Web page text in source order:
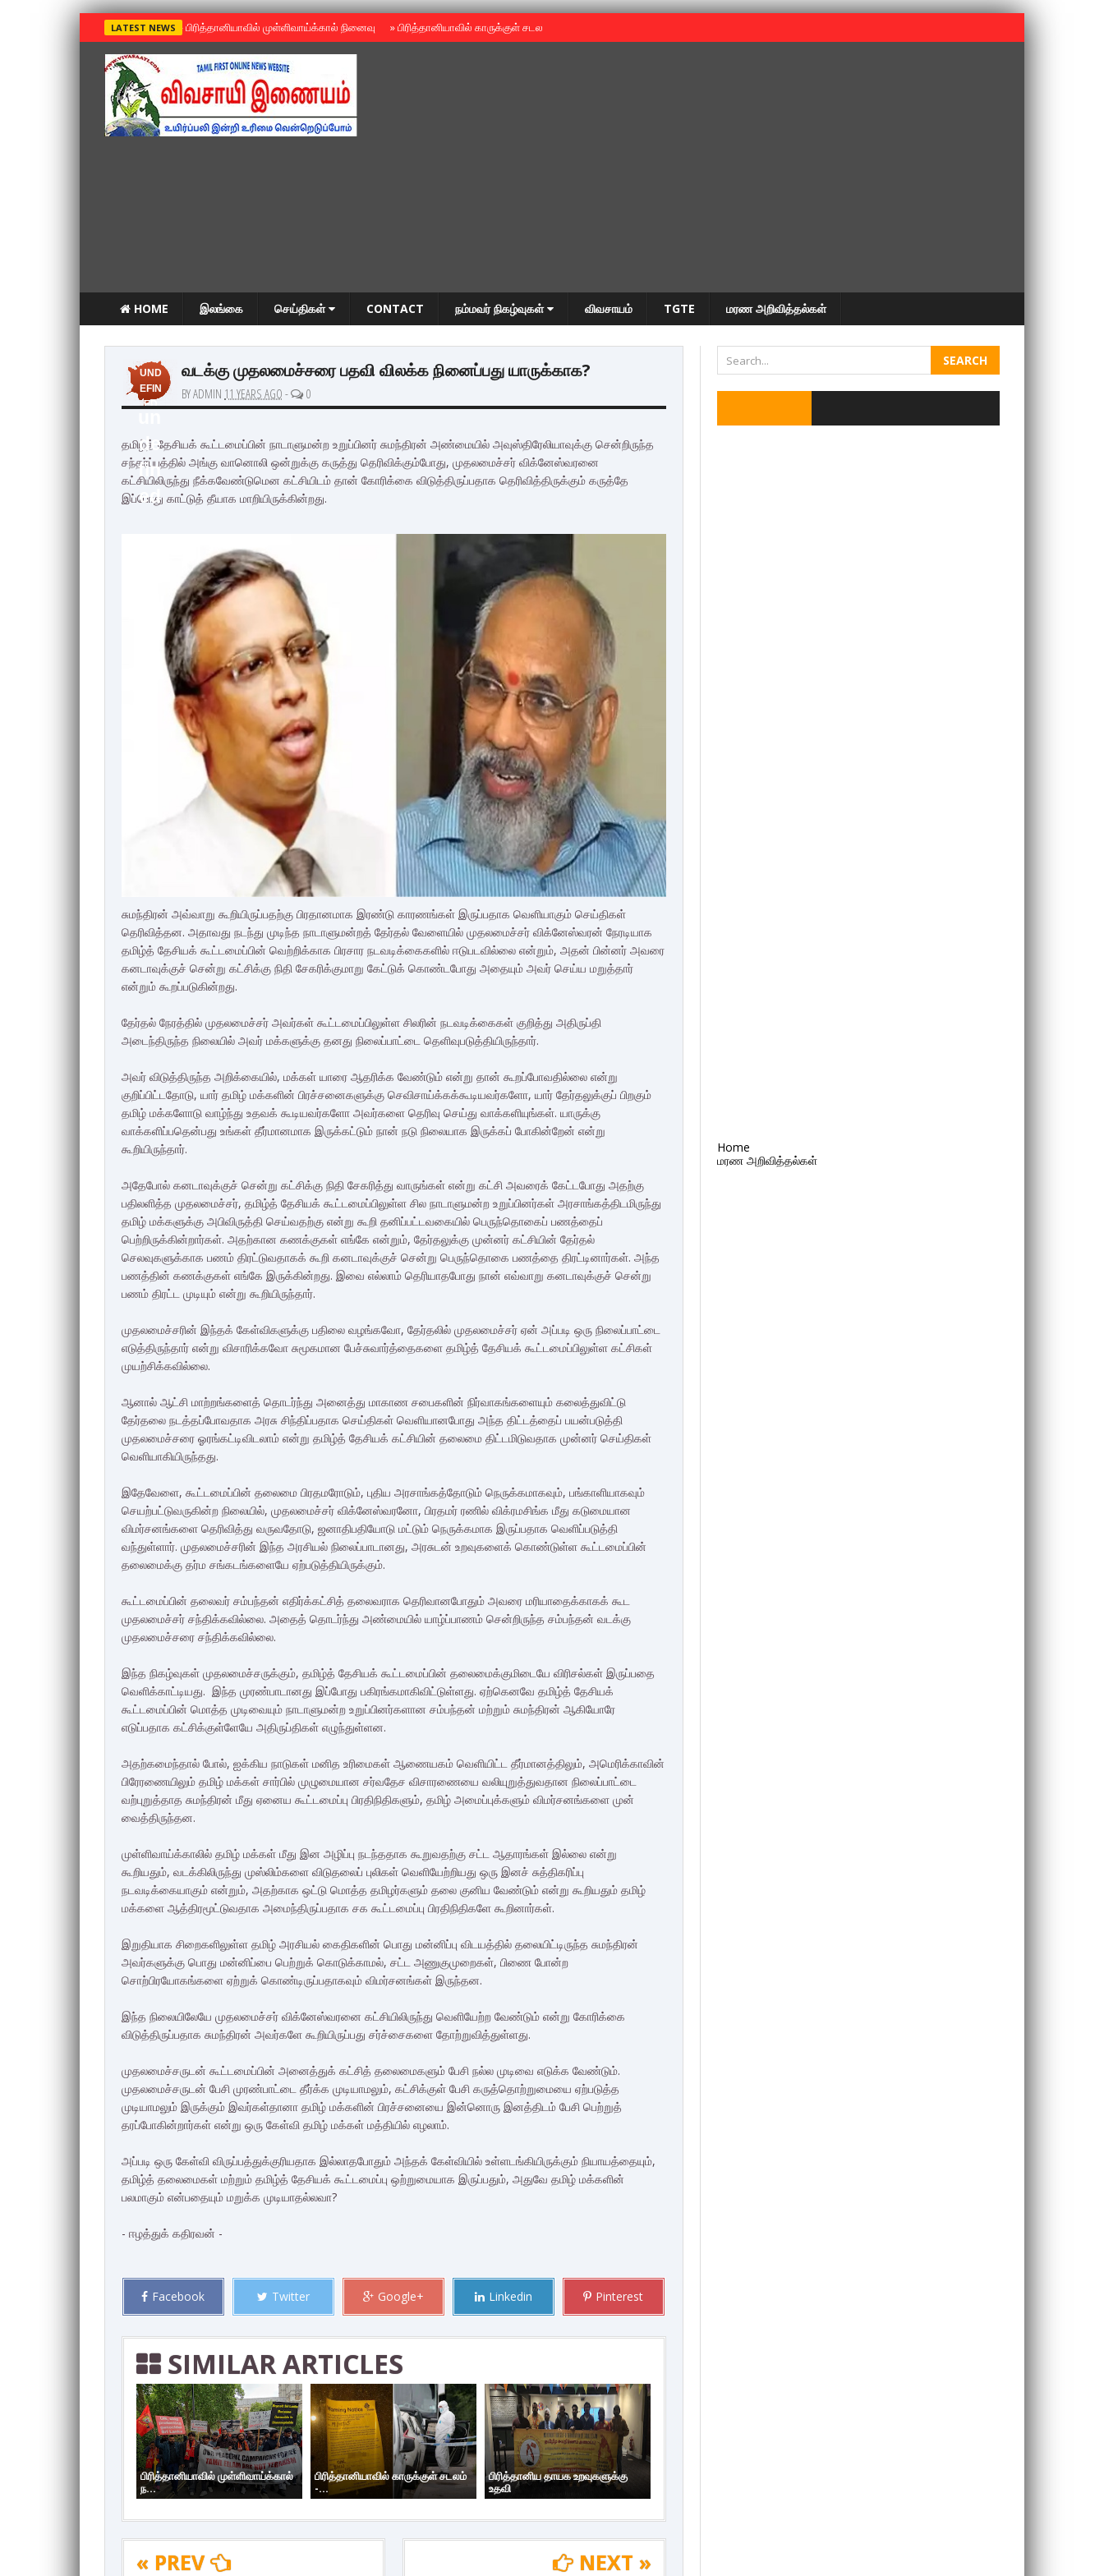
LATEST NEWS »பிரித்தானியாவில் முள்ளிவாய்க்கால் நினைவு »பிரித்தானியாவில் காருக்குள் சடலம் -தமிழருடையதா ?
HOME இலங்கை செய்திகள் CONTACT நம்மவர் நிகழ்வுகள் விவசாயம் TGTE மரண அறிவித்தல்கள்
UND
EFIN
ED
de
fin
ed
வடக்கு முதலமைச்சரை பதவி விலக்க நினைப்பது யாருக்காக?
BY ADMIN 11 YEARS AGO - 0
தமிழ்த் தேசியக் கூட்டமைப்பின் நாடாளுமன்ற உறுப்பினர் சுமந்திரன் அண்மையில் அவுஸ்திரேலியாவுக்கு சென்றிருந்த
சந்தர்ப்பத்தில் அங்கு வானொலி ஒன்றுக்கு கருத்து தெரிவிக்கும்போது, முதலமைச்சர் விக்னேஸ்வரனை
கட்சியிலிருந்து நீக்கவேண்டுமென கட்சியிடம் தான் கோரிக்கை விடுத்திருப்பதாக தெரிவித்திருக்கும் கருத்தே
இப்போது காட்டுத் தீயாக மாறியிருக்கின்றது.
சுமந்திரன் அவ்வாறு கூறியிருப்பதற்கு பிரதானமாக இரண்டு காரணங்கள் இருப்பதாக வெளியாகும் செய்திகள்
தெரிவித்தன. அதாவது நடந்து முடிந்த நாடாளுமன்றத் தேர்தல் வேளையில் முதலமைச்சர் விக்னேஸ்வரன் நேரடியாக
தமிழ்த் தேசியக் கூட்டமைப்பின் வெற்றிக்காக பிரசார நடவடிக்கைகளில் ஈடுபடவில்லை என்றும், அதன் பின்னர் அவரை
கனடாவுக்குச் சென்று கட்சிக்கு நிதி சேகரிக்குமாறு கேட்டுக் கொண்டபோது அதையும் அவர் செய்ய மறுத்தார்
என்றும் கூறப்படுகின்றது.
தேர்தல் நேரத்தில் முதலமைச்சர் அவர்கள் கூட்டமைப்பிலுள்ள சிலரின் நடவடிக்கைகள் குறித்து அதிருப்தி
அடைந்திருந்த நிலையில் அவர் மக்களுக்கு தனது நிலைப்பாட்டை தெளிவுபடுத்தியிருந்தார்.
அவர் விடுத்திருந்த அறிக்கையில், மக்கள் யாரை ஆதரிக்க வேண்டும் என்று தான் கூறப்போவதில்லை என்று
குறிப்பிட்டதோடு, யார் தமிழ் மக்களின் பிரச்சனைகளுக்கு செவிசாய்க்கக்கூடியவர்களோ, யார் தேர்தலுக்குப் பிறகும்
தமிழ் மக்களோடு வாழ்ந்து உதவக் கூடியவர்களோ அவர்களை தெரிவு செய்து வாக்களியுங்கள். யாருக்கு
வாக்களிப்பதென்பது உங்கள் தீர்மானமாக இருக்கட்டும் நான் நடு நிலையாக இருக்கப் போகின்றேன் என்று
கூறியிருந்தார்.
அதேபோல் கனடாவுக்குச் சென்று கட்சிக்கு நிதி சேகரித்து வாருங்கள் என்று கட்சி அவரைக் கேட்டபோது அதற்கு
பதிலளித்த முதலமைச்சர், தமிழ்த் தேசியக் கூட்டமைப்பிலுள்ள சில நாடாளுமன்ற உறுப்பினர்கள் அரசாங்கத்திடமிருந்து
தமிழ் மக்களுக்கு அபிவிருத்தி செய்வதற்கு என்று கூறி தனிப்பட்டவகையில் பெருந்தொகைப் பணத்தைப்
பெற்றிருக்கின்றார்கள். அதற்கான கணக்குகள் எங்கே என்றும், தேர்தலுக்கு முன்னர் கட்சியின் தேர்தல்
செலவுகளுக்காக பணம் திரட்டுவதாகக் கூறி கனடாவுக்குச் சென்று பெருந்தொகை பணத்தை திரட்டினார்கள். அந்த
பணத்தின் கணக்குகள் எங்கே இருக்கின்றது. இவை எல்லாம் தெரியாதபோது நான் எவ்வாறு கனடாவுக்குச் சென்று
பணம் திரட்ட முடியும் என்று கூறியிருந்தார்.
முதலமைச்சரின் இந்தக் கேள்விகளுக்கு பதிலை வழங்கவோ, தேர்தலில் முதலமைச்சர் ஏன் அப்படி ஒரு நிலைப்பாட்டை
எடுத்திருந்தார் என்று விசாரிக்கவோ சுமூகமான பேச்சுவார்த்தைகளை தமிழ்த் தேசியக் கூட்டமைப்பிலுள்ள கட்சிகள்
முயற்சிக்கவில்லை.
ஆனால் ஆட்சி மாற்றங்களைத் தொடர்ந்து அனைத்து மாகாண சபைகளின் நிர்வாகங்களையும் கலைத்துவிட்டு
தேர்தலை நடத்தப்போவதாக அரசு சிந்திப்பதாக செய்திகள் வெளியானபோது அந்த திட்டத்தைப் பயன்படுத்தி
முதலமைச்சரை ஓரங்கட்டிவிடலாம் என்று தமிழ்த் தேசியக் கட்சியின் தலைமை திட்டமிடுவதாக முன்னர் செய்திகள்
வெளியாகியிருந்தது.
இதேவேளை, கூட்டமைப்பின் தலைமை பிரதமரோடும், புதிய அரசாங்கத்தோடும் நெருக்கமாகவும், பங்காளியாகவும்
செயற்பட்டுவருகின்ற நிலையில், முதலமைச்சர் விக்னேஸ்வரனோ, பிரதமர் ரணில் விக்ரமசிங்க மீது கடுமையான
விமர்சனங்களை தெரிவித்து வருவதோடு, ஜனாதிபதியோடு மட்டும் நெருக்கமாக இருப்பதாக வெளிப்படுத்தி
வந்துள்ளார். முதலமைச்சரின் இந்த அரசியல் நிலைப்பாடானது, அரசுடன் உறவுகளைக் கொண்டுள்ள கூட்டமைப்பின்
தலைமைக்கு தர்ம சங்கடங்களையே ஏற்படுத்தியிருக்கும்.
கூட்டமைப்பின் தலைவர் சம்பந்தன் எதிர்க்கட்சித் தலைவராக தெரிவானபோதும் அவரை மரியாதைக்காகக் கூட
முதலமைச்சர் சந்திக்கவில்லை. அதைத் தொடர்ந்து அண்மையில் யாழ்ப்பாணம் சென்றிருந்த சம்பந்தன் வடக்கு
முதலமைச்சரை சந்திக்கவில்லை.
இந்த நிகழ்வுகள் முதலமைச்சருக்கும், தமிழ்த் தேசியக் கூட்டமைப்பின் தலைமைக்குமிடையே விரிசல்கள் இருப்பதை
வெளிக்காட்டியது. இந்த முரண்பாடானது இப்போது பகிரங்கமாகிவிட்டுள்ளது. ஏற்கெனவே தமிழ்த் தேசியக்
கூட்டமைப்பின் மொத்த முடிவையும் நாடாளுமன்ற உறுப்பினர்களான சம்பந்தன் மற்றும் சுமந்திரன் ஆகியோரே
எடுப்பதாக கட்சிக்குள்ளேயே அதிருப்திகள் எழுந்துள்ளன.
அதற்கமைந்தால் போல், ஐக்கிய நாடுகள் மனித உரிமைகள் ஆணையகம் வெளியிட்ட தீர்மானத்திலும், அமெரிக்காவின்
பிரேரணையிலும் தமிழ் மக்கள் சார்பில் முழுமையான சர்வதேச விசாரணையை வலியுறுத்துவதான நிலைப்பாட்டை
வற்புறுத்தாத சுமந்திரன் மீது ஏனைய கூட்டமைப்பு பிரதிநிதிகளும், தமிழ் அமைப்புக்களும் விமர்சனங்களை முன்
வைத்திருந்தன.
முள்ளிவாய்க்காலில் தமிழ் மக்கள் மீது இன அழிப்பு நடந்ததாக கூறுவதற்கு சட்ட ஆதாரங்கள் இல்லை என்று
கூறியதும், வடக்கிலிருந்து முஸ்லிம்களை விடுதலைப் புலிகள் வெளியேற்றியது ஒரு இனச் சுத்திகரிப்பு
நடவடிக்கையாகும் என்றும், அதற்காக ஒட்டு மொத்த தமிழர்களும் தலை குனிய வேண்டும் என்று கூறியதும் தமிழ்
மக்களை ஆத்திரமூட்டுவதாக அமைந்திருப்பதாக சக கூட்டமைப்பு பிரதிநிதிகளே கூறினார்கள்.
இறுதியாக சிறைகளிலுள்ள தமிழ் அரசியல் கைதிகளின் பொது மன்னிப்பு விடயத்தில் தலையிட்டிருந்த சுமந்திரன்
அவர்களுக்கு பொது மன்னிப்பை பெற்றுக் கொடுக்காமல், சட்ட அணுகுமுறைகள், பிணை போன்ற
சொற்பிரயோகங்களை ஏற்றுக் கொண்டிருப்பதாகவும் விமர்சனங்கள் இருந்தன.
இந்த நிலையிலேயே முதலமைச்சர் விக்னேஸ்வரனை கட்சியிலிருந்து வெளியேற்ற வேண்டும் என்று கோரிக்கை
விடுத்திருப்பதாக சுமந்திரன் அவர்களே கூறியிருப்பது சர்ச்சைகளை தோற்றுவித்துள்ளது.
முதலமைச்சருடன் கூட்டமைப்பின் அனைத்துக் கட்சித் தலைமைகளும் பேசி நல்ல முடிவை எடுக்க வேண்டும்.
முதலமைச்சருடன் பேசி முரண்பாட்டை தீர்க்க முடியாமலும், கட்சிக்குள் பேசி கருத்தொற்றுமையை ஏற்படுத்த
முடியாமலும் இருக்கும் இவர்கள்தானா தமிழ் மக்களின் பிரச்சனையை இன்னொரு இனத்திடம் பேசி பெற்றுத்
தரப்போகின்றார்கள் என்று ஒரு கேள்வி தமிழ் மக்கள் மத்தியில் எழலாம்.
அப்படி ஒரு கேள்வி விருப்பத்துக்குரியதாக இல்லாதபோதும் அந்தக் கேள்வியில் உள்ளடங்கியிருக்கும் நியாயத்தையும்,
தமிழ்த் தலைமைகள் மற்றும் தமிழ்த் தேசியக் கூட்டமைப்பு ஒற்றுமையாக இருப்பதும், அதுவே தமிழ் மக்களின்
பலமாகும் என்பதையும் மறுக்க முடியாதல்லவா?
- ஈழத்துக் கதிரவன் -
Facebook Twitter Google+ Linkedin Pinterest
SIMILAR ARTICLES
பிரித்தானியாவில் முள்ளிவாய்க்கால்
ந...
பிரித்தானியாவில் காருக்குள் சடலம்
-...
பிரித்தானிய தாயக உறவுகளுக்கு
உதவி
« PREV NEXT »
Home
மரண அறிவித்தல்கள்